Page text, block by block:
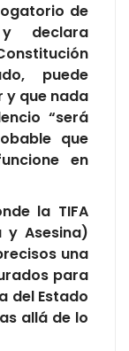
de
declara
puede
y que nada
“será
que
en
la TIFA
y Asesina)
una
para
del Estado
allá de lo